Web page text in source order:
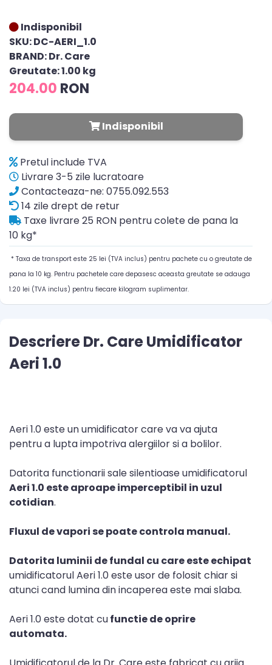
Indisponibil
SKU: DC-AERI_1.0
BRAND: Dr. Care
Greutate: 1.00 kg
204.00 RON
Indisponibil
Pretul include TVA
Livrare 3-5 zile lucratoare
Contacteaza-ne: 0755.092.553
14 zile drept de retur
Taxe livrare 25 RON pentru colete de pana la
10 kg*
* Taxa de transport este 25 lei (TVA inclus) pentru pachete cu o greutate de
pana la 10 kg. Pentru pachetele care depasesc aceasta greutate se adauga
1.20 lei (TVA inclus) pentru fiecare kilogram suplimentar.
Descriere Dr. Care Umidificator
Aeri 1.0
Aeri 1.0 este un umidificator care va va ajuta
pentru a lupta impotriva alergiilor si a bolilor.
Datorita functionarii sale silentioase umidificatorul
Aeri 1.0 este aproape imperceptibil in uzul
cotidian.
Fluxul de vapori se poate controla manual.
Datorita luminii de fundal cu care este echipat
umidificatorul Aeri 1.0 este usor de folosit chiar si
atunci cand lumina din incaperea este mai slaba.
Aeri 1.0 este dotat cufunctie de oprire
automata.